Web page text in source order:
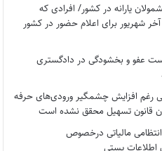
یارانه در کشور/ افرادی که
شهریور برای اعلام حضور در کشور
عفو و بخشودگی در دادگستری
رغم افزایش چشمگیر ورودی‌های حرفه
قانون تسهیل محقق نشده است
مالیاتی درخصوص
اطلاعات پستی